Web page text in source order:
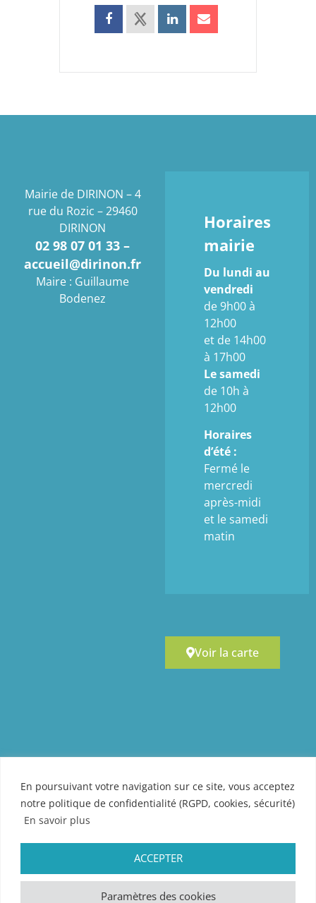
En poursuivant votre navigation sur ce site, vous acceptez
notre politique de confidentialité (RGPD, cookies, sécurité)
En savoir plus
Paramètres des cookies
ACCEPTER
Mairie de DIRINON – 4
rue du Rozic – 29460
DIRINON
02 98 07 01 33 –
accueil@dirinon.fr
Maire : Guillaume
Bodenez
Horaires
mairie
Du lundi au
vendredi
de 9h00 à
12h00
et de 14h00
à 17h00
Le samedi
de 10h à
12h00
Horaires
d’été :
Fermé le
mercredi
après-midi
et le samedi
matin
Voir la carte